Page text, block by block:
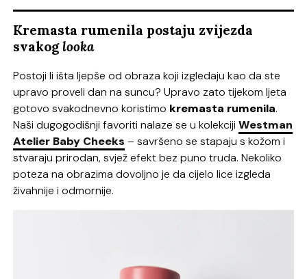
Kremasta rumenila postaju zvijezda
svakoglooka
Postoji li išta ljepše od obraza koji izgledaju kao da ste
upravo proveli dan na suncu? Upravo zato tijekom ljeta
gotovo svakodnevno koristimo kremasta rumenila.
Naši dugogodišnji favoriti nalaze se u kolekcijiWestman
Atelier Baby Cheeks – savršeno se stapaju s kožom i
stvaraju prirodan, svjež efekt bez puno truda. Nekoliko
poteza na obrazima dovoljno je da cijelo lice izgleda
živahnije i odmornije.